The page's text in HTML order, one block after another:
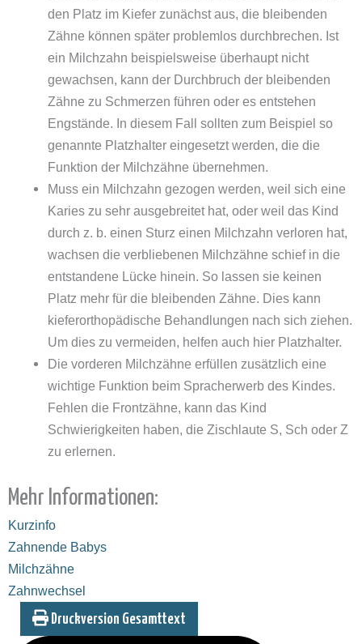
den Platz im Kiefer zunächst aus, die bleibenden
Zähne können später problemlos durchbrechen. Ist
ein Milchzahn beispielsweise überhaupt nicht
gewachsen, kann der Durchbruch der bleibenden
Zähne zu Schmerzen führen oder es entstehen
Engstände. In diesem Fall sollten zum Beispiel so
genannte Platzhalter eingesetzt werden, die die
Funktion der Milchzähne übernehmen.
Muss ein Milchzahn gezogen werden, weil sich eine
Karies zu sehr ausgebreitet hat, oder weil das Kind
durch z. b. einen Sturz einen Milchzahn verloren hat,
wachsen die verbliebenen Milchzähne schief in die
entstandene Lücke hinein. So lassen sie keinen
Platz mehr für die bleibenden Zähne. Dies kann
kieferorthopädische Behandlungen nach sich ziehen.
Um dies zu vermeiden, helfen auch hier Platzhalter.
Die vorderen Milchzähne erfüllen zusätzlich eine
wichtige Funktion beim Spracherwerb des Kindes.
Fehlen die Frontzähne, kann das Kind
Schwierigkeiten haben, die Zischlaute S, Sch oder Z
zu erlernen.
Mehr Informationen:
Kurzinfo
Zahnende Babys
Milchzähne
Zahnwechsel
Druckversion Gesamttext